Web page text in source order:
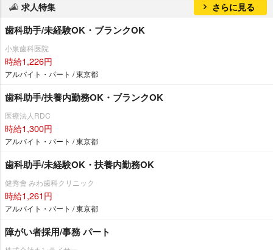
求人特集 さらに見る
歯科助手/未経験OK・ブランクOK
小泉歯科医院
時給1,226円
アルバイト・パート / 東京都
歯科助手/扶養内勤務OK・ブランクOK
医療法人RDC
時給1,300円
アルバイト・パート / 東京都
歯科助手/未経験OK・扶養内勤務OK
健秀會 みわ歯科クリニック
時給1,261円
アルバイト・パート / 東京都
障がい者採用/事務 パート